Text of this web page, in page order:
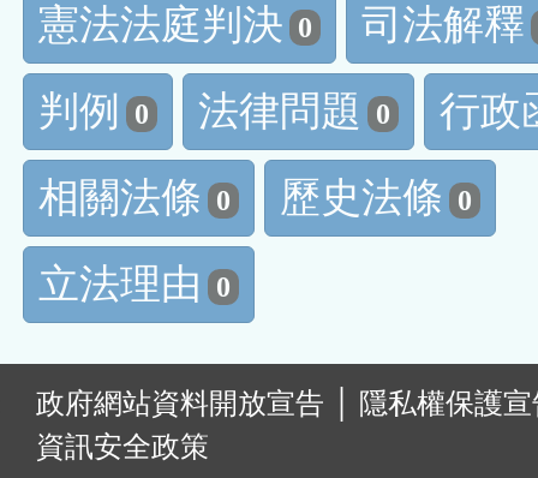
憲法法庭判決 0
司法解釋
判例
0 法律問題 0
行政
相關法條 0 歷史法條 0
立法理由 0
政府網站資料開放宣告
隱私權保護
資訊安全政策